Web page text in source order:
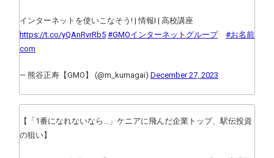
インターネットを使いこなそう! | 情報I | 高校講座
https://t.co/yQAnRvrRb5 #GMOインターネットグループ
#お名前
com
— 熊谷正寿【GMO】 (@m_kumagai) December 27, 2023
【「1番になれないなら…」ケニアに飛んだ企業トップ、駅伝投資
の狙い】